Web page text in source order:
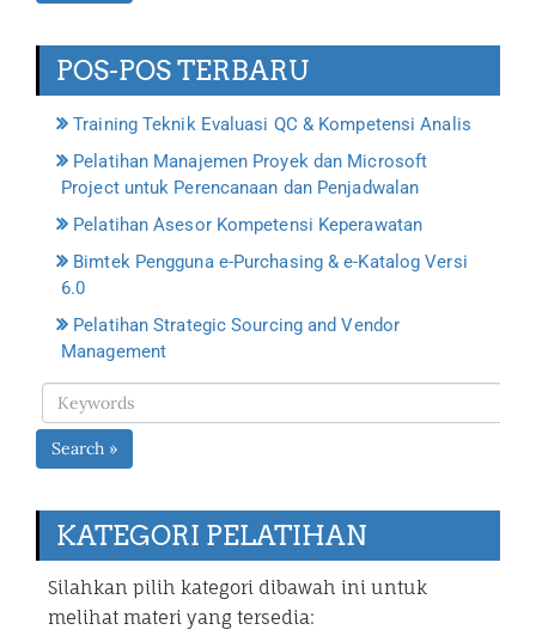
POS-POS TERBARU
Training Teknik Evaluasi QC & Kompetensi Analis
Pelatihan Manajemen Proyek dan Microsoft
Project untuk Perencanaan dan Penjadwalan
Pelatihan Asesor Kompetensi Keperawatan
Bimtek Pengguna e-Purchasing & e-Katalog Versi
6.0
Pelatihan Strategic Sourcing and Vendor
Management
Search »
KATEGORI PELATIHAN
Silahkan pilih kategori dibawah ini untuk
melihat materi yang tersedia: